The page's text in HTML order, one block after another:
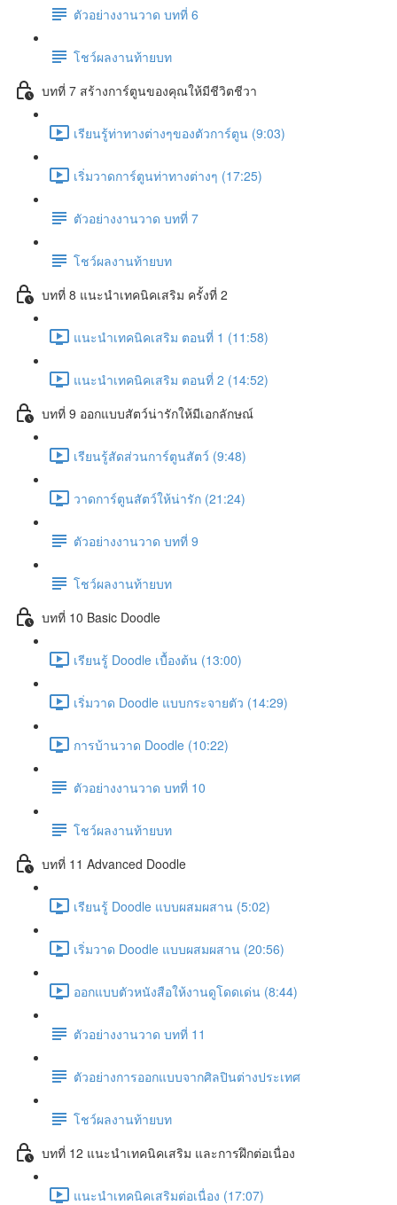
ตัวอย่างงานวาด บทที่ 6
โชว์ผลงานท้ายบท
บทที่ 7 สร้างการ์ตูนของคุณให้มีชีวิตชีวา
เรียนรู้ท่าทางต่างๆของตัวการ์ตูน (9:03)
เริ่มวาดการ์ตูนท่าทางต่างๆ (17:25)
ตัวอย่างงานวาด บทที่ 7
โชว์ผลงานท้ายบท
บทที่ 8 แนะนำเทคนิคเสริม ครั้งที่ 2
แนะนำเทคนิคเสริม ตอนที่ 1 (11:58)
แนะนำเทคนิคเสริม ตอนที่ 2 (14:52)
บทที่ 9 ออกแบบสัตว์น่ารักให้มีเอกลักษณ์
เรียนรู้สัดส่วนการ์ตูนสัตว์ (9:48)
วาดการ์ตูนสัตว์ให้น่ารัก (21:24)
ตัวอย่างงานวาด บทที่ 9
โชว์ผลงานท้ายบท
บทที่ 10 Basic Doodle
เรียนรู้ Doodle เบื้องต้น (13:00)
เริ่มวาด Doodle แบบกระจายตัว (14:29)
การบ้านวาด Doodle (10:22)
ตัวอย่างงานวาด บทที่ 10
โชว์ผลงานท้ายบท
บทที่ 11 Advanced Doodle
เรียนรู้ Doodle แบบผสมผสาน (5:02)
เริ่มวาด Doodle แบบผสมผสาน (20:56)
ออกแบบตัวหนังสือให้งานดูโดดเด่น (8:44)
ตัวอย่างงานวาด บทที่ 11
ตัวอย่างการออกแบบจากศิลปินต่างประเทศ
โชว์ผลงานท้ายบท
บทที่ 12 แนะนำเทคนิคเสริม และการฝึกต่อเนื่อง
แนะนำเทคนิคเสริมต่อเนื่อง (17:07)